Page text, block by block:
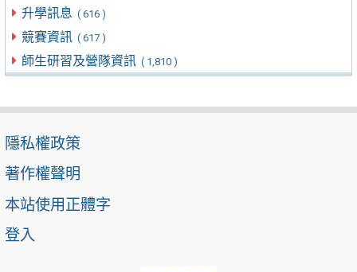
升學訊息 ( 616 )
競賽資訊 ( 617 )
師生研習及營隊資訊 ( 1,810 )
隱私權政策
著作權聲明
本站使用正體字
登入